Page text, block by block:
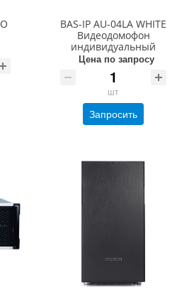
BAS-IP AU-04LA WHITE
Видеодомофон
индивидуальный
Цена по запросу
шт
Запросить